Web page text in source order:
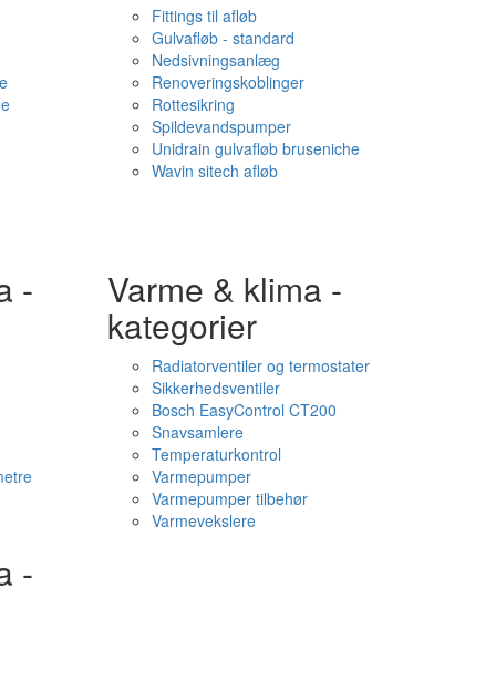
Fittings til afløb
Gulvafløb - standard
Nedsivningsanlæg
Renoveringskoblinger
Rottesikring
Spildevandspumper
Unidrain gulvafløb bruseniche
Wavin sitech afløb
- Varme & klima -
kategorier
Radiatorventiler og termostater
Sikkerhedsventiler
Bosch EasyControl CT200
Snavsamlere
Temperaturkontrol
Varmepumper
Varmepumper tilbehør
Varmevekslere
-